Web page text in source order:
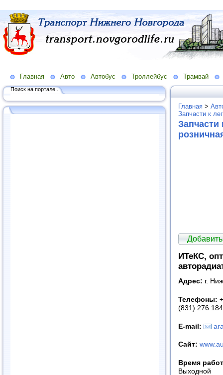
Главная Авто Автобус Троллейбус Трамвай
Поиск на портале...
Главная >
Запчасти к
ИТеКС,
Адрес: г.
Телефоны:
(831) 276
E-mail:
Сайт:
Время
Выходной